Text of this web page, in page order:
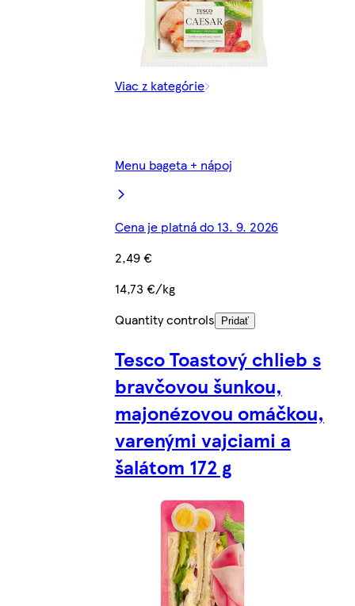
Viac z kategórie
Menu bageta + nápoj
Cena je platná do 13. 9. 2026
2,49 €
14,73 €/kg
Quantity controls
Pridať
Tesco Toastový chlieb s
bravčovou šunkou,
majonézovou omáčkou,
varenými vajciami a
šalátom 172 g